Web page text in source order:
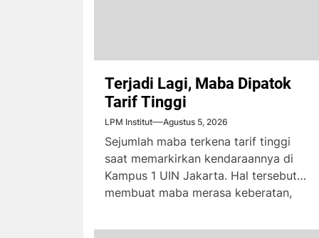
Terjadi Lagi, Maba Dipatok
Tarif Tinggi
LPM Institut Agustus 5, 2026
Sejumlah maba terkena tarif tinggi
saat memarkirkan kendaraannya di
Kampus 1 UIN Jakarta. Hal tersebut
membuat maba merasa keberatan,